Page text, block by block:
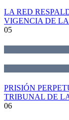
LA RED
VIGENCIA DE
05
PRISIÓN
TRIBUNAL DE
06